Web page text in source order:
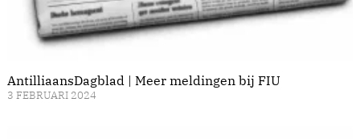
AntilliaansDagblad | Meer meldingen bij FIU
3 FEBRUARI 2024